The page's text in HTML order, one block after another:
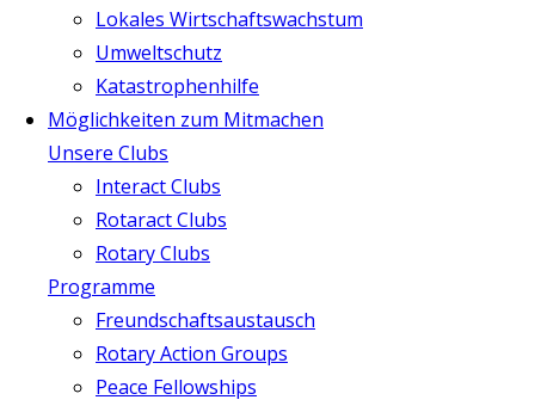
Lokales Wirtschaftswachstum
Umweltschutz
Katastrophenhilfe
Möglichkeiten zum Mitmachen
Unsere Clubs
Interact Clubs
Rotaract Clubs
Rotary Clubs
Programme
Freundschaftsaustausch
Rotary Action Groups
Peace Fellowships